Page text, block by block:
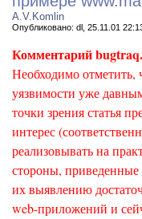
А.V.Komlin
Опубликовано: dl, 25.11.01
Комментарий
Необходимо отметить,
уязвимости уже
точки зрения статья
интерес
реализовывать на
стороны,
их выявлению
web-приложений и